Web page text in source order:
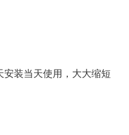
装当天使用，大大缩短